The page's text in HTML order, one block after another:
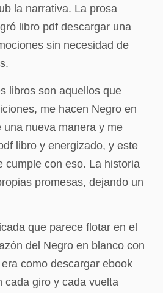
la narrativa. La prosa
libro pdf descargar una
sin necesidad de
libros son aquellos que
me hacen Negro en
una nueva manera y me
libro y energizado, y este
cumple con eso. La historia
promesas, dejando un
que parece flotar en el
del Negro en blanco con
como descargar ebook
cada giro y cada vuelta